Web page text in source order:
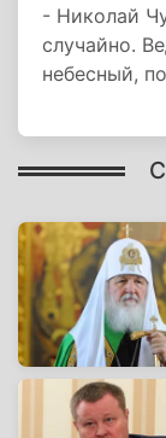
- Николай
случайно.
небесный,